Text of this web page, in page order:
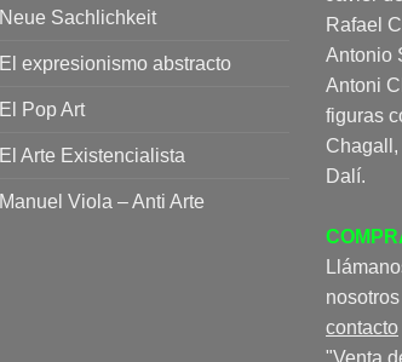
Neue Sachlichkeit
El expresionismo abstracto
El Pop Art
El Arte Existencialista
Manuel Viola – Anti Arte
Rafael
Antonio
Antoni
figuras
Dalí.
contacto
"Venta